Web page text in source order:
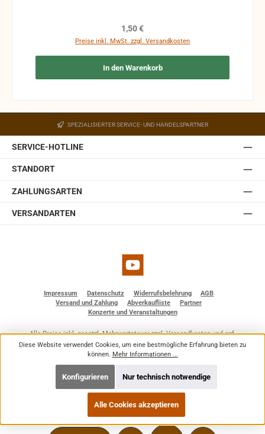
Funktion nicht mehr gewährleistet werden und die
Regulärer Preis:
1,50 €
Preise inkl. MwSt. zzgl. Versandkosten
In den Warenkorb
SPEZIALISIERTER SERVICE- UND HANDELSPARTNER
SERVICE-HOTLINE
STANDORT
ZAHLUNGSARTEN
VERSANDARTEN
YouTube
Impressum Datenschutz Widerrufsbelehrung
AGB
Versand und Zahlung
Abverkaufliste
Partner
Konzerte und Veranstaltungen
Alle Preise inkl. gesetzl. Mehrwertsteuer zzgl.Versandkostenund ggf.
Nachnahmegebühren, wenn nicht anders angegeben.
© 2026 BF - Dienstleistungen - Alle Rechte vorbehalten. Theme by
Diese Website verwendet Cookies, um eine bestmögliche Erfahrung bieten zu
können. Mehr Informationen ...
Nur technisch notwendige
Konfigurieren
Alle Cookies akzeptieren